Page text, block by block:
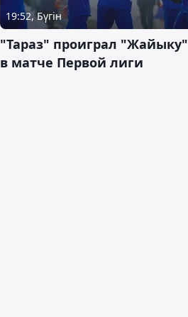
19:52, Бүгін
"Тараз" проиграл "Жайыку"
в матче Первой лиги